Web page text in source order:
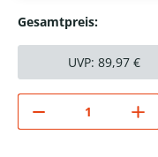
Gesamtpreis:
UVP: 89,97 €